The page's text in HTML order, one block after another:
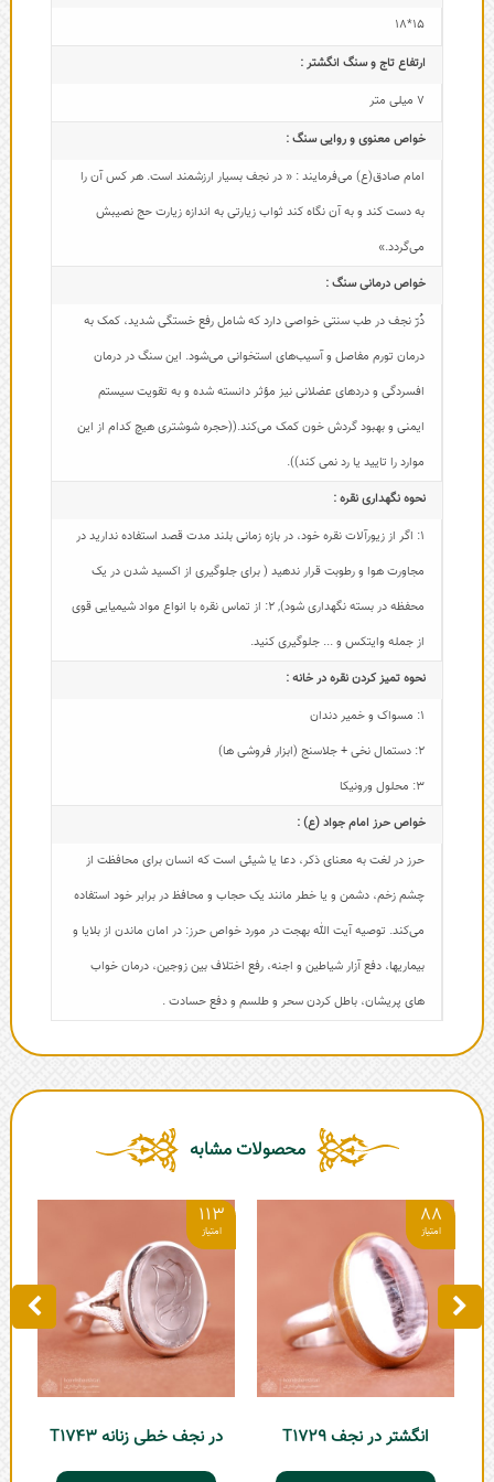
15*18
ارتفاع تاج و سنگ انگشتر :
7 میلی متر
خواص معنوی و روایی سنگ :
امام صادق(ع) می‌فرمایند : « در نجف بسیار ارزشمند است. هر کس آن را
به دست کند و به آن نگاه کند ثواب زیارتی به اندازه زیارت حج نصیبش
می‌گردد.»
خواص درمانی سنگ :
دُرّ نجف در طب سنتی خواصی دارد که شامل رفع خستگی شدید، کمک به
درمان تورم مفاصل و آسیب‌های استخوانی می‌شود. این سنگ در درمان
افسردگی و دردهای عضلانی نیز مؤثر دانسته شده و به تقویت سیستم
ایمنی و بهبود گردش خون کمک می‌کند.((حجره شوشتری هیچ کدام از این
موارد را تایید یا رد نمی کند)).
نحوه نگهداری نقره :
1: اگر از زیورآلات نقره خود، در بازه زمانی بلند مدت قصد استفاده ندارید در
مجاورت هوا و رطوبت قرار ندهید ( برای جلوگیری از اکسید شدن در یک
محفظه در بسته نگهداری شود), 2: از تماس نقره با انواع مواد شیمیایی قوی
از جمله وایتکس و ... جلوگیری کنید.
نحوه تمیز کردن نقره در خانه :
1: مسواک و خمیر دندان
2: دستمال نخی + جلاسنج (ابزار فروشی ها)
3: محلول ورونیکا
خواص حرز امام جواد (ع) :
حرز در لغت به معنای ذکر، دعا یا شیئی است که انسان برای محافظت از
چشم زخم، دشمن و یا خطر مانند یک حجاب و محافظ در برابر خود استفاده
می‌کند. توصیه آیت الله بهجت در مورد خواص حرز: در امان ماندن از بلایا و
بیماریها، دفع آزار شیاطین و اجنه، رفع اختلاف بین زوجین، درمان خواب
های پریشان، باطل کردن سحر و طلسم و دفع حسادت .
محصولات مشابه
88
انگشتر در نجف T1729
113
در نجف خطی زنانه T1743